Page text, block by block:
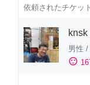
依頼されたチケット
knsk
男性 /
sentiment_satisfied